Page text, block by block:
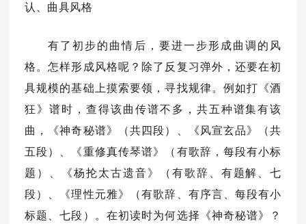
认、曲具风格
有了初步的曲情后，要进一步形成曲调的风
格。怎样形成风格呢？除了反复习弹外，还要在初
具规模的基础上摸索要领，寻找规律。例如打《酒
狂》谱时，查得该曲传谱不多，共五种谱集有该
曲，《神奇秘谱》（共四段）、《风宣玄品》（共
五段）、《重修真传琴谱》（有歌辞，每段有小标
题）、《杨抡太古遗音》（有歌辞、有题解、七
段）、《理性元雅》（有歌辞、有序言、每段有小
标题、七段）。在初读时为何选择《神奇秘谱》？